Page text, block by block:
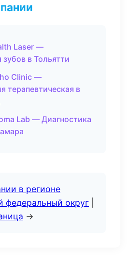
Laser —
в Тольятти
Clinic —
терапевтическая в
Lab — Диагностика
в регионе
федеральный округ
→